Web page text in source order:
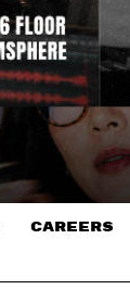
CAREERS